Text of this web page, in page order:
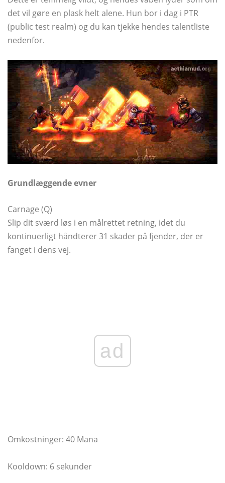
det vil gøre en plask helt alene. Hun bor i dag i PTR
(public test realm) og du kan tjekke hendes talentliste
nedenfor.
Grundlæggende evner
Carnage (Q)
Slip dit sværd løs i en målrettet retning, idet du
kontinuerligt håndterer 31 skader på fjender, der er
fanget i dens vej.
ad
Omkostninger: 40 Mana
Kooldown: 6 sekunder